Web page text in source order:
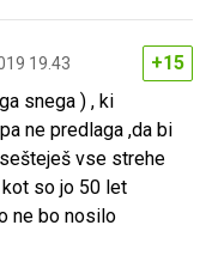
19.43
+15
snega ) , ki
ne predlaga ,da bi
vse strehe
so jo 50 let
ne bo nosilo